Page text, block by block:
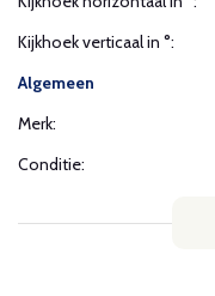
Kijkhoek verticaal in °:
Algemeen
Merk:
Conditie: